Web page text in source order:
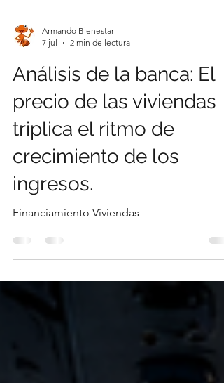
Armando Bienestar
7 jul
2 min de lectura
Análisis de la banca: El
precio de las viviendas
triplica el ritmo de
crecimiento de los
ingresos.
Financiamiento Viviendas